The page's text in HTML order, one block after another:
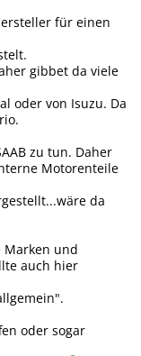
für einen
gibbet da viele
oder von Isuzu. Da
zu tun. Daher
Motorenteile
da
Marken und
auch hier
oder sogar